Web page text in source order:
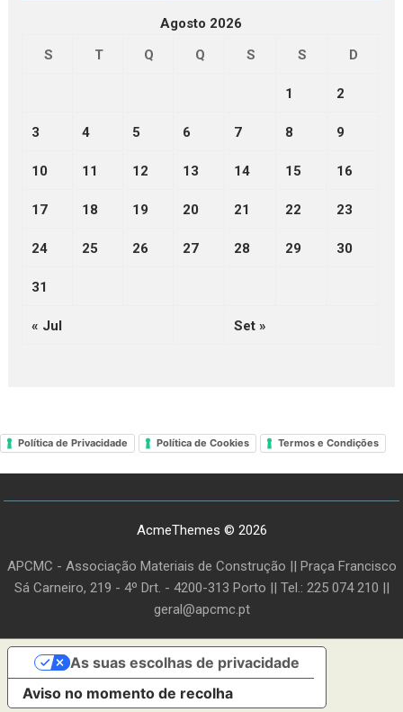
Agosto 2026
S
T Q Q S S D
1 2
3 4 5 6 7 8 9
10 11 12 13 14 15 16
17 18 19 20 21 22 23
24 25 26 27 28 29 30
31
« Jul Set »
Política de Privacidade Política de Cookies Termos e Condições
AcmeThemes © 2026
APCMC - Associação Materiais de Construção || Praça Francisco
Sá Carneiro, 219 - 4º Drt. - 4200-313 Porto || Tel.: 225 074 210 ||
geral@apcmc.pt
Aviso no momento de recolha
As suas escolhas de privacidade